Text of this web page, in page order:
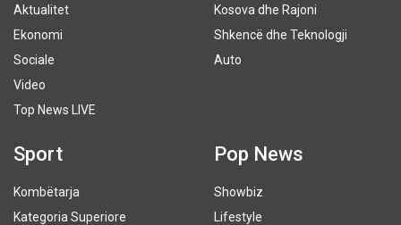
Aktualitet
Ekonomi
Sociale
Video
Top News LIVE
Kosova dhe Rajoni
Shkencë dhe Teknologji
Auto
Sport
Kombëtarja
Kategoria Superiore
Pop News
Showbiz
Lifestyle